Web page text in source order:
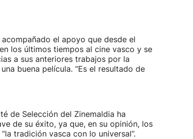
el apoyo que desde el
los últimos tiempos al cine vasco y se
a sus anteriores trabajos por la
buena película. “Es el resultado de
de Selección del Zinemaldia ha
de su éxito, ya que, en su opinión, los
tradición vasca con lo universal”.